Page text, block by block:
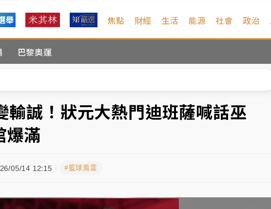
焦點 財經 生活 能源 社會 政治
巴黎奧運
趣」！抽獎程序複雜 觀旅局回應了
數！辜仲諒向法院聲請遭駁 理由曝光
今線上預約開賣一度塞車 周六起展出延長至晚上7時
東檢抗告成功 今重開羈押庭
金158kg遭查扣畫面曝光
輸誠！狀元大熱門迪班薩喊話巫
爆滿
05/14 12:15 #籃球風雲